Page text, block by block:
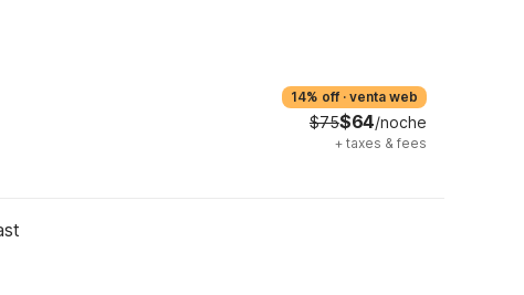
14% off · venta web
$75$64/noche
+ taxes & fees